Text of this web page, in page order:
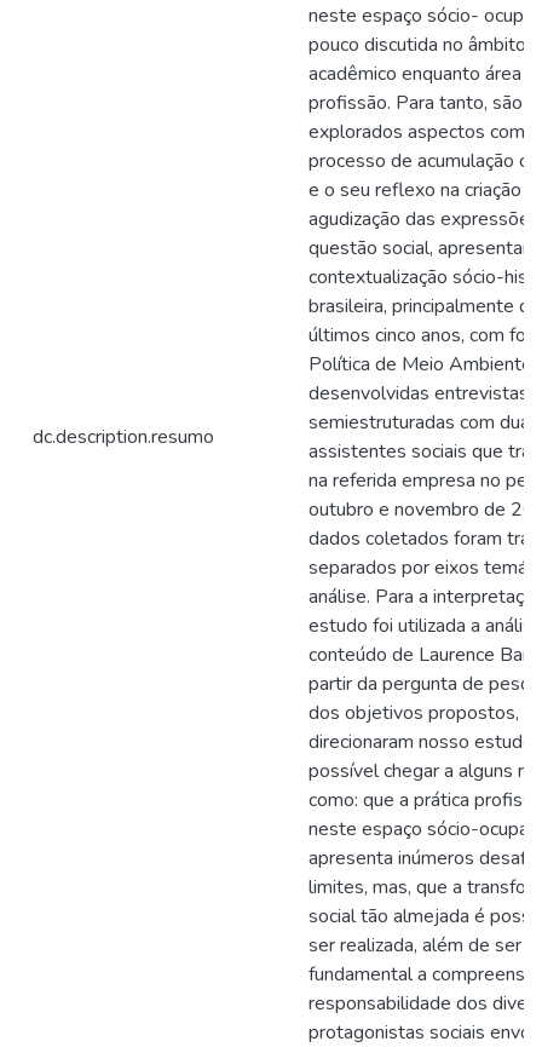
dc.description.resumo
neste espaço sócio-
pouco discutida no âmbito
acadêmico enquanto área
profissão. Para tanto, são
explorados aspectos como
processo de acumulação
e o seu reflexo na criação e
agudização das
questão social,
contextualização sócio-
brasileira, principalmente
últimos cinco anos, com
Política de Meio Ambiente.
desenvolvidas entrevistas
semiestruturadas com duas
assistentes sociais que
na referida empresa no
outubro e novembro de
dados coletados foram
separados por eixos
análise. Para a
estudo foi utilizada a
conteúdo de Laurence
partir da pergunta de
dos objetivos propostos,
direcionaram nosso
possível chegar a alguns
como: que a prática
neste espaço sócio-
apresenta inúmeros
limites, mas, que a
social tão almejada é
ser realizada, além de ser
fundamental a
responsabilidade dos
protagonistas sociais